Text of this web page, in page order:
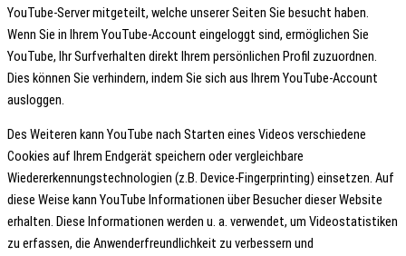
YouTube-Server mitgeteilt, welche unserer Seiten Sie besucht haben.
Wenn Sie in Ihrem YouTube-Account eingeloggt sind, ermöglichen Sie
YouTube, Ihr Surfverhalten direkt Ihrem persönlichen Profil zuzuordnen.
Dies können Sie verhindern, indem Sie sich aus Ihrem YouTube-Account
ausloggen.
Des Weiteren kann YouTube nach Starten eines Videos verschiedene
Cookies auf Ihrem Endgerät speichern oder vergleichbare
Wiedererkennungstechnologien (z.B. Device-Fingerprinting) einsetzen. Auf
diese Weise kann YouTube Informationen über Besucher dieser Website
erhalten. Diese Informationen werden u. a. verwendet, um Videostatistiken
zu erfassen, die Anwenderfreundlichkeit zu verbessern und